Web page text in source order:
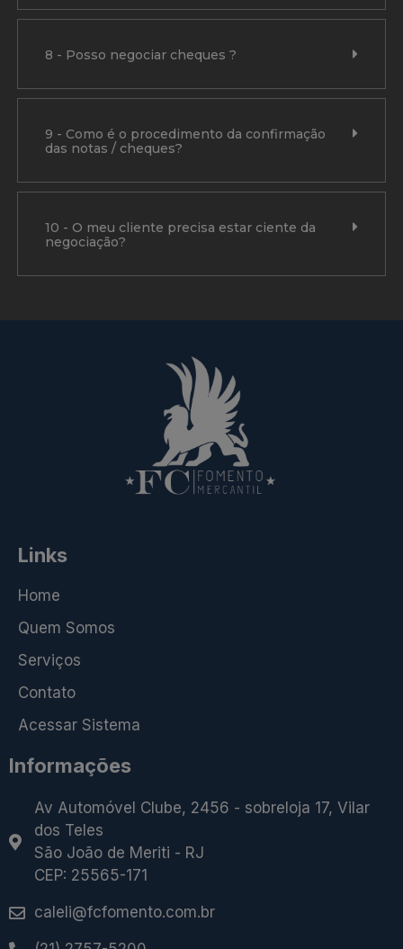
8 - Posso negociar cheques ?
9 - Como é o procedimento da confirmação
das notas / cheques?
10 - O meu cliente precisa estar ciente da
negociação?
Links
Home
Quem Somos
Serviços
Contato
Acessar Sistema
Informações
Av Automóvel Clube, 2456 - sobreloja 17, Vilar
dos Teles
São João de Meriti - RJ
CEP: 25565-171
caleli@fcfomento.com.br